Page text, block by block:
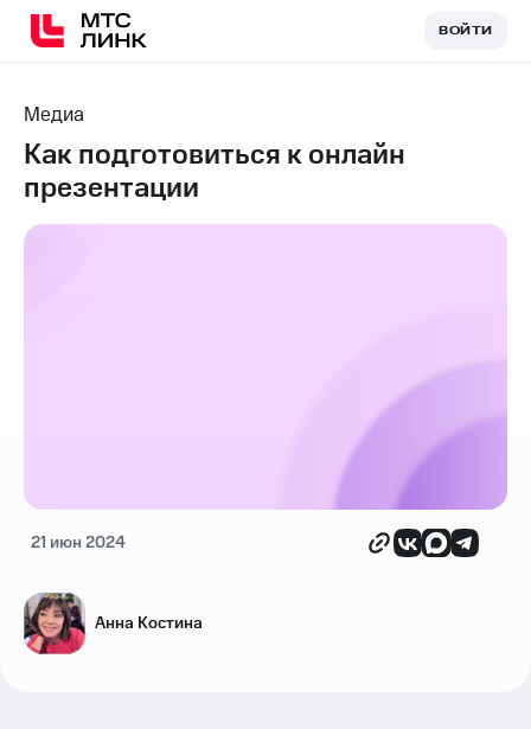
ВОЙТИВОЙТИ
Медиа
Как подготовиться к онлайн
презентации
21 июн 2024
Анна Костина